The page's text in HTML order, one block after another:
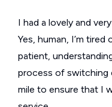
I had a lovely and
Yes, human, I’m
patient,
process of switching
mile to ensure that I